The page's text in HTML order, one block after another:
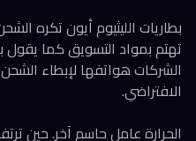
تهتم بمواد التسويق كما يقول
الشركات هواتفها لإبطاء الشحن
الافتراضي.
الحرارة عامل حاسم آخر. حين